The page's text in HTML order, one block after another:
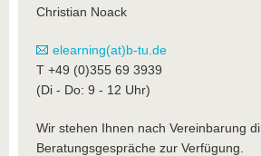
Christian Noack
elearning(at)b-tu.de
T +49 (0)355 69 3939
(Di - Do: 9 - 12 Uhr)
Wir stehen Ihnen nach Vereinbarung
Beratungsgespräche zur Verfügung.